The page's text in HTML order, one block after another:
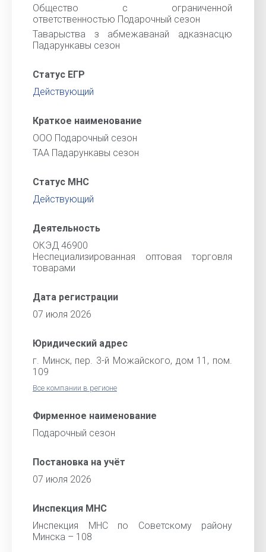
Общество с ограниченной
ответственностью Подарочный сезон
Таварыства з абмежаванай адказнасцю
Падарункавы сезон
Статус ЕГР
Действующий
Краткое наименование
ООО Подарочный сезон
ТАА Падарункавы сезон
Статус МНС
Действующий
Деятельность
ОКЭД 46900
Неспециализированная оптовая торговля
товарами
Дата регистрации
07 июля 2026
Юридический адрес
г. Минск, пер. 3-й Можайского, дом 11, пом.
109
Все компании в регионе
Фирменное наименование
Подарочный сезон
Постановка на учёт
07 июля 2026
Инспекция МНС
Инспекция МНС по Советскому району
Минска – 108